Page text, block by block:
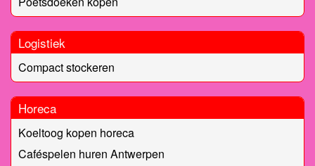
Logistiek
Compact stockeren
Horeca
Koeltoog kopen horeca
Caféspelen huren Antwerpen